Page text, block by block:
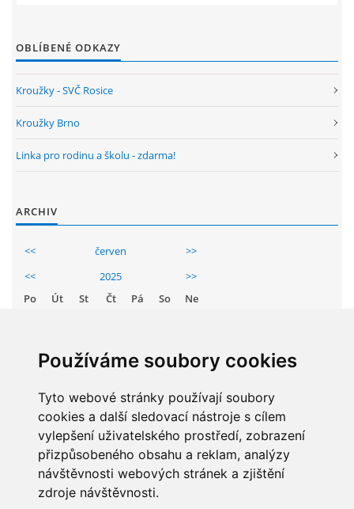
Používáme soubory cookies
Tyto webové stránky používají soubory
cookies a další sledovací nástroje s cílem
vylepšení uživatelského prostředí, zobrazení
přizpůsobeného obsahu a reklam, analýzy
návštěvnosti webových stránek a zjištění
zdroje návštěvnosti.
NAŠE ÚSPĚCHY
PŘEDŠKOLÁCI
ŠKOLNÍ PORADENSKÉ PRACOVIŠTĚ
NEPOTŘEBNÝ MAJETEK
NAUČNÁ STEZKA ZBRASLAV
OBLÍBENÉ ODKAZY
Kroužky - SVČ Rosice
Kroužky Brno
Linka pro rodinu a školu - zdarma!
ARCHIV
<< červen
>>
<<
2025
>>
Po
Út St Čt Pá So
Ne
10 11 12 13 14
15
17 18 19 20 21
22
24 25 26 27 28
29
STATISTIKY